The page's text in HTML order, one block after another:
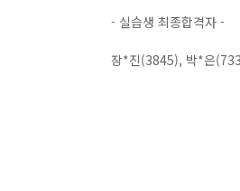
- 실습생 최종합격자 -
장*진(3845), 박*은